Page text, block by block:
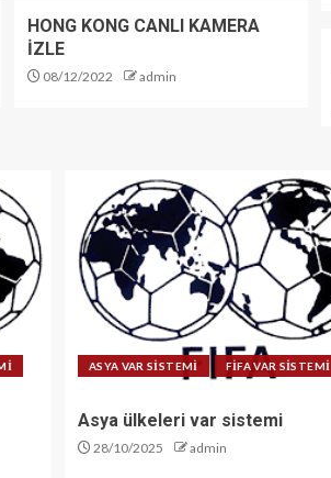
HONG KONG CANLI KAMERA
İZLE
08/12/2022 admin
ASYA VAR SİSTEMİ FİFA VAR SİSTEMİ
Asya ülkeleri var sistemi
28/10/2025 admin